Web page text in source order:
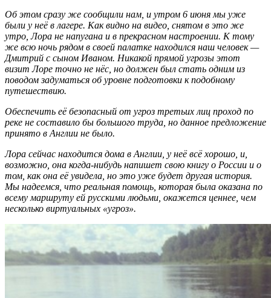
Об этом сразу же сообщили нам, и утром 6 июня мы уже
были у неё в лагере. Как видно на видео, снятом в это же
утро, Лора не напугана и в прекрасном настроении. К тому
же всю ночь рядом в своей палатке находился наш человек —
Дмитрий с сыном Иваном. Никакой прямой угрозы этот
визит Лоре точно не нёс, но должен был стать одним из
поводом задуматься об уровне подготовки к подобному
путешествию.
Обеспечить её безопасный от угроз третьих лиц проход по
реке не составило бы большого труда, но данное предложение
принято в Англии не было.
Лора сейчас находится дома в Англии, у неё всё хорошо, и,
возможно, она когда-нибудь напишет свою книгу о России и о
том, как она её увидела, но это уже будет другая история.
Мы надеемся, что реальная помощь, которая была оказана по
всему маршруту ей русскими людьми, окажется ценнее, чем
несколько виртуальных «угроз».